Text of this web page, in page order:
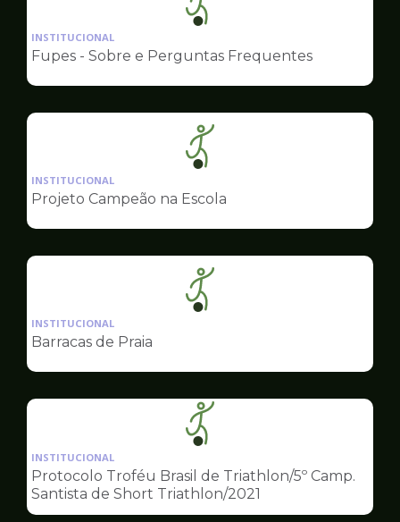
Ilustração
da
pagina
Esportes
INSTITUCIONAL
Fupes - Sobre e Perguntas Frequentes
Ilustração
da
pagina
Esportes
INSTITUCIONAL
Projeto Campeão na Escola
Ilustração
da
Esportes
INSTITUCIONAL
Barracas de Praia
Ilustração
da
pagina
de
Esportes
INSTITUCIONAL
Protocolo Troféu Brasil de Triathlon/5º Camp.
Santista de Short Triathlon/2021